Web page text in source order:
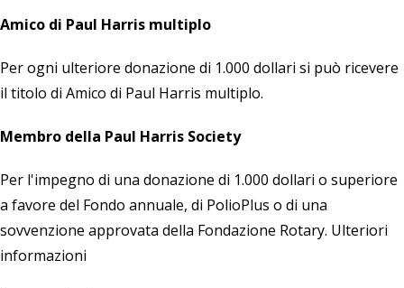
Amico di Paul Harris multiplo
Per ogni ulteriore donazione di 1.000 dollari si può ricevere
il titolo di Amico di Paul Harris multiplo.
Membro della Paul Harris Society
Per l'impegno di una donazione di 1.000 dollari o superiore
a favore del Fondo annuale, di PolioPlus o di una
sovvenzione approvata della Fondazione Rotary. Ulteriori
informazioni